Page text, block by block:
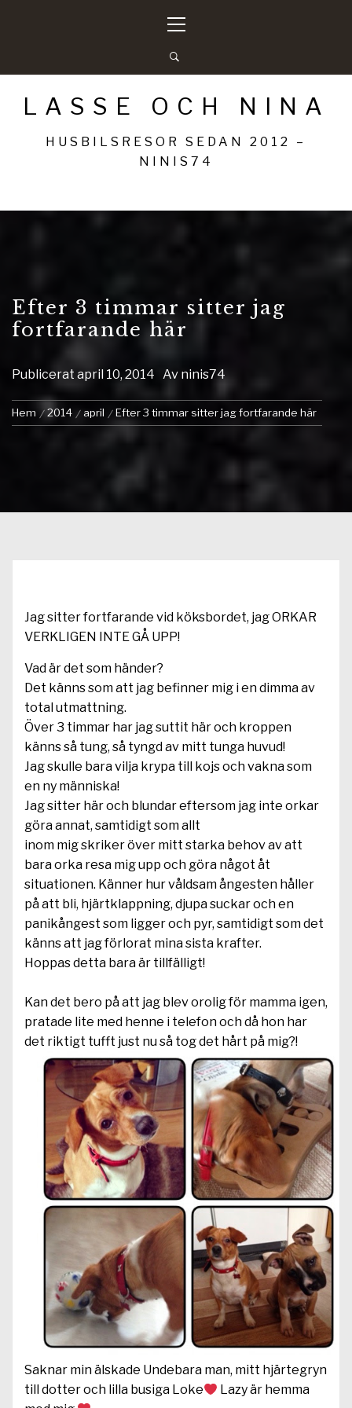
meny
LASSE OCH NINA
HUSBILSRESOR SEDAN 2012 –
NINIS74
Efter 3 timmar sitter jag
fortfarande här
Publicerat april 10, 2014 Av ninis74
Hem 2014 april Efter 3 timmar sitter jag fortfarande här
Jag sitter fortfarande vid köksbordet, jag ORKAR
VERKLIGEN INTE GÅ UPP!
Vad är det som händer?
Det känns som att jag befinner mig i en dimma av
total utmattning.
Över 3 timmar har jag suttit här och kroppen
känns så tung, så tyngd av mitt tunga huvud!
Jag skulle bara vilja krypa till kojs och vakna som
en ny människa!
Jag sitter här och blundar eftersom jag inte orkar
göra annat, samtidigt som allt
inom mig skriker över mitt starka behov av att
bara orka resa mig upp och göra något åt
situationen. Känner hur våldsam ångesten håller
på att bli, hjärtklappning, djupa suckar och en
panikångest som ligger och pyr, samtidigt som det
känns att jag förlorat mina sista krafter.
Hoppas detta bara är tillfälligt!
Kan det bero på att jag blev orolig för mamma igen,
pratade lite med henne i telefon och då hon har
det riktigt tufft just nu så tog det hårt på mig?!
Saknar min älskade Undebara man, mitt hjärtegryn
till dotter och lilla busiga Loke
Lazy är hemma